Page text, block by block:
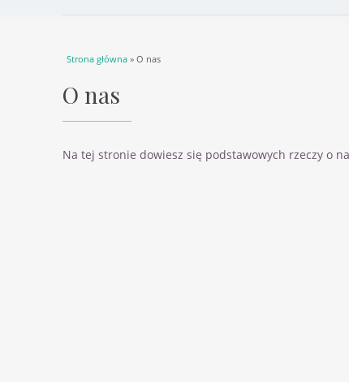
Jesteś tutaj
Strona główna » O nas
O nas
Na tej stronie dowiesz się podstawowych rzeczy o